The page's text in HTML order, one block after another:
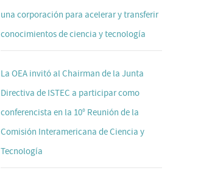
una corporación para acelerar y transferir
conocimientos de ciencia y tecnología
La OEA invitó al Chairman de la Junta
Directiva de ISTEC a participar como
conferencista en la 10° Reunión de la
Comisión Interamericana de Ciencia y
Tecnología